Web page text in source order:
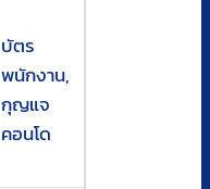
บัตร
พนักงาน,
กุญแจ
คอนโด